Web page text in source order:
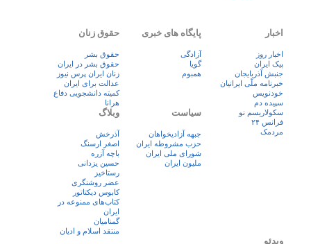
اخبار
اخبار روز
پيک ايران
جنبش آذربایجان
خبرنامه ملّی ایرانیان
خودنویس
سپیده دم
سکولاریسم نو
فرانس ۲۴
مردمک
پایگاه های خبری
آزادگی
گویا
همبوم
حقوق زنان
حقوق بشر
حقوق بشر در ایران
زنان ايران پرس نيوز
عدالت برای ایران
کمیته دانشجویی دفاع
هرانا
سیاست
جبهه آزادیخواهان
حزب مشروطه ایران
شورای ملی ایران
ملیون ایران
وبلاگ
آذرخش
اصغر ارسنگ
باچه آزره
حسین یزدانی
رستاخیز
عضر روشنگری
کابوس دیکتاتور
کتاب‌های ممنوعه در
ایران
گمنامیان
منتقد اسلام و ادیان
ویدئو